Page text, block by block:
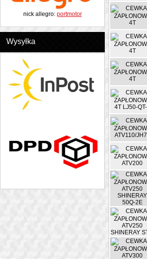
nick allegro: portmotor
Wysyłka